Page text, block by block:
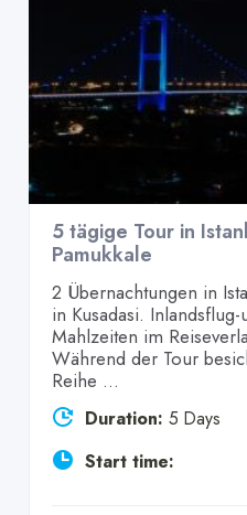
5 tägige Tour in
Pamukkale
2 Übernachtungen in
in Kusadasi.
Mahlzeiten im
Während der Tour
Reihe ...
Duration: 5 Days
Start time: